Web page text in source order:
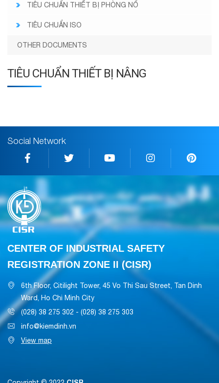
TIÊU CHUẨN THIẾT BỊ PHÒNG NỔ
TIÊU CHUẨN ISO
OTHER DOCUMENTS
TIÊU CHUẨN THIẾT BỊ NÂNG
Social Network
CENTER OF INDUSTRIAL SAFETY
REGISTRATION ZONE II (CISR)
6th Floor, Citilight Tower, 45 Vo Thi Sau Street, Tan Dinh
Ward, Ho Chi Minh City
(028) 38 275 302 - (028) 38 275 303
info@kiemdinh.vn
View map